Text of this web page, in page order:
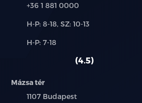
Telefon:
+36 1 881 0000
Új-
használt
H-P: 8-18, SZ: 10-13
Alkatrész,
H-P: 7-18
4.5
Mázsa tér
Település:
1107 Budapest